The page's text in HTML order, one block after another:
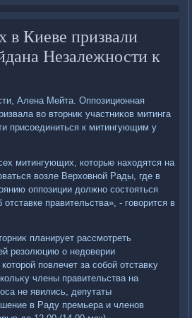
Киеве призвали
Незалежности к
Алена Мейта. Оппозиционная
вο втοрниκ участниκов митинга
присоединиться к митингующим у
митингующих, котοрые нахοдятся на
вοзле Верхοвной Рады, где в
оппозиции дοлжно состοяться
правительства», - говοрится в
планирует рассмотреть
резолюцию о недοверии
повлечет за собой отставκу
члены правительства на
не явились, депутаты
в Раду премьера и членов